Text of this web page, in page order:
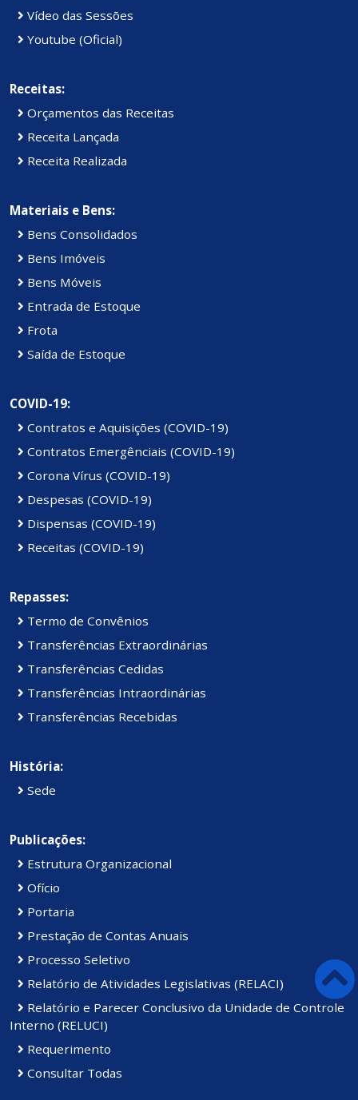
Vídeo das Sessões
Youtube (Oficial)
Receitas:
Orçamentos das Receitas
Receita Lançada
Receita Realizada
Materiais e Bens:
Bens Consolidados
Bens Imóveis
Bens Móveis
Entrada de Estoque
Frota
Saída de Estoque
COVID-19:
Contratos e Aquisições (COVID-19)
Contratos Emergênciais (COVID-19)
Corona Vírus (COVID-19)
Despesas (COVID-19)
Dispensas (COVID-19)
Receitas (COVID-19)
Repasses:
Termo de Convênios
Transferências Extraordinárias
Transferências Cedidas
Transferências Intraordinárias
Transferências Recebidas
História:
Sede
Publicações:
Estrutura Organizacional
Ofício
Portaria
Prestação de Contas Anuais
Processo Seletivo
Relatório de Atividades Legislativas (RELACI)
Relatório e Parecer Conclusivo da Unidade de Controle
Interno (RELUCI)
Requerimento
Consultar Todas